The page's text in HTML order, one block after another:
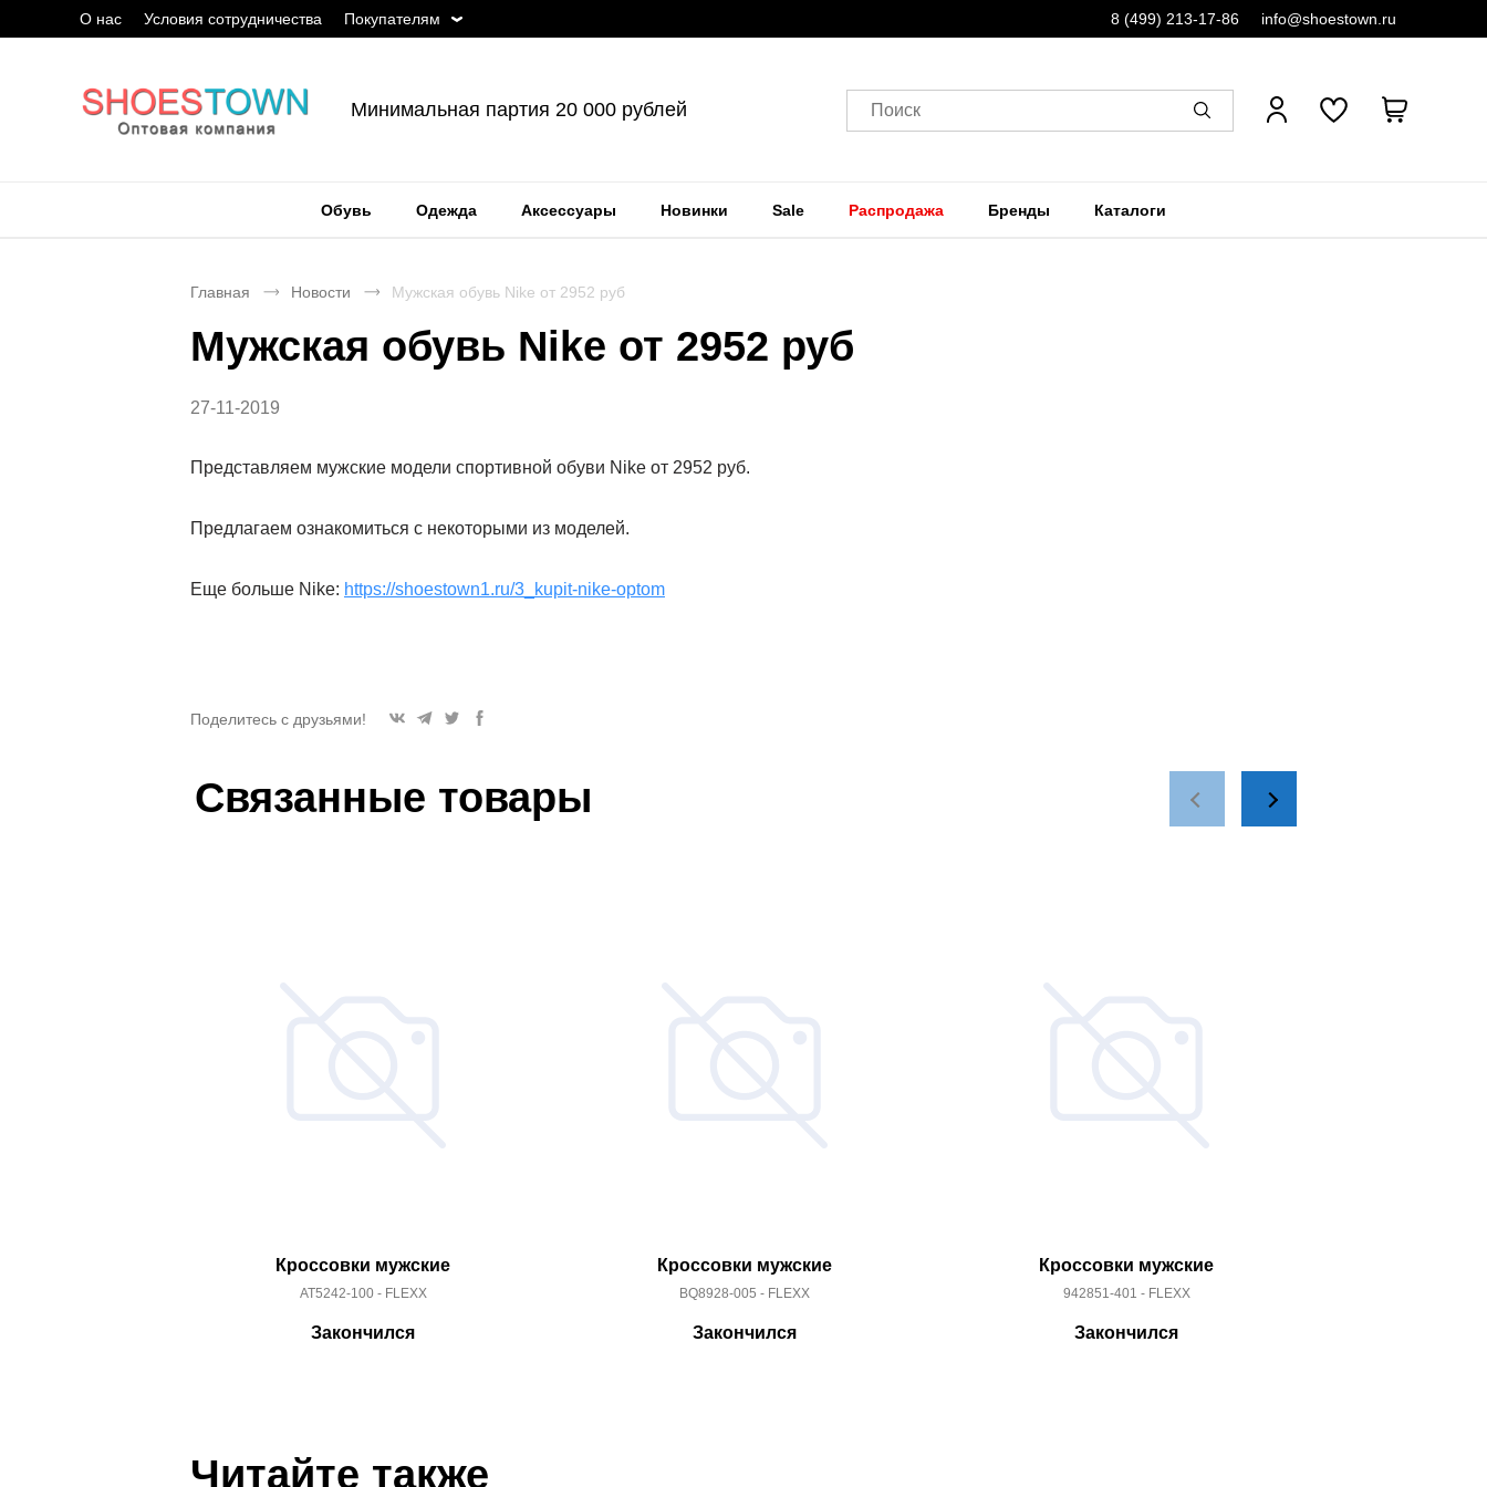
О нас Условия сотрудничества Покупателям 8 (499) 213-17-86 info@shoestown.ru
Минимальная партия 20 000 рублей Поиск
Обувь Одежда Аксессуары Новинки Sale Распродажа Бренды Каталоги
Главная Новости Мужская обувь Nike от 2952 руб
Мужская обувь Nike от 2952 руб
27-11-2019
Представляем мужские модели спортивной обуви Nike от 2952 руб.
Предлагаем ознакомиться с некоторыми из моделей.
Еще больше Nike: https://shoestown1.ru/3_kupit-nike-optom
Поделитесь с друзьями!
Связанные товары
Кроссовки мужские
AT5242-100 - FLEXX
Закончился
Кроссовки мужские
BQ8928-005 - FLEXX
Закончился
Кроссовки мужские
942851-401 - FLEXX
Закончился
Читайте также